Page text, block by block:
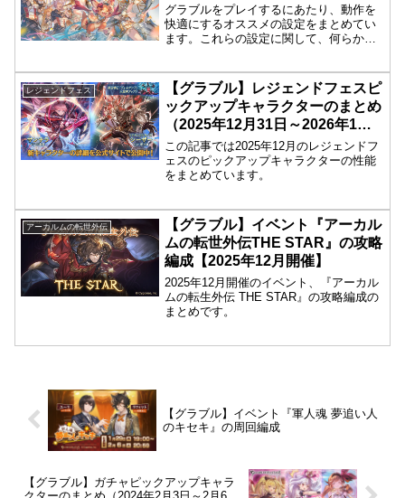
グラブルをプレイするにあたり、動作を
快適にするオススメの設定をまとめてい
ます。これらの設定に関して、何らかの
行ってください。
レジェンドフェス
【グラブル】レジェンドフェスピ
ックアップキャラクターのまとめ
（2025年12月31日～2026年1月3
日）
この記事では2025年12月のレジェンドフ
ェスのピックアップキャラクターの性能
をまとめています。
アーカルムの転世外伝
【グラブル】イベント『アーカル
ムの転世外伝THE STAR』の攻略
編成【2025年12月開催】
2025年12月開催のイベント、『アーカル
ムの転生外伝 THE STAR』の攻略編成の
まとめです。
【グラブル】イベント『軍人魂 夢追い人
のキセキ』の周回編成
【グラブル】ガチャピックアップキャラ